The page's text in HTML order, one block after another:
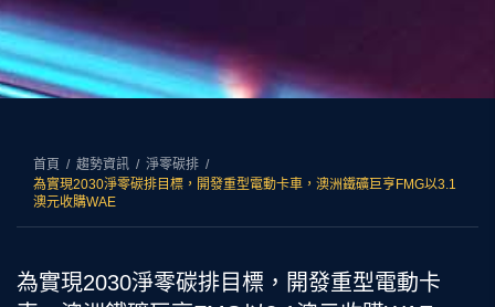
首頁 趨勢資訊
淨零碳排
為實現2030淨零碳排目標，開發重型電動卡車，澳洲鐵礦巨亨FMG以3.1
澳元收購WAE
為實現2030淨零碳排目標，開發重型電動卡